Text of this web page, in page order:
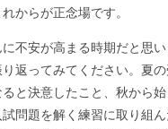
からが正念場です。
不安が高まる時期だと思
返ってみてください。夏
と決意したこと、秋から
問題を解く練習に取り組